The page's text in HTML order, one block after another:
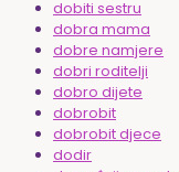
dobiti sestru
dobra mama
dobre namjere
dobri roditelji
dobro dijete
dobrobit
dobrobit djece
dodir